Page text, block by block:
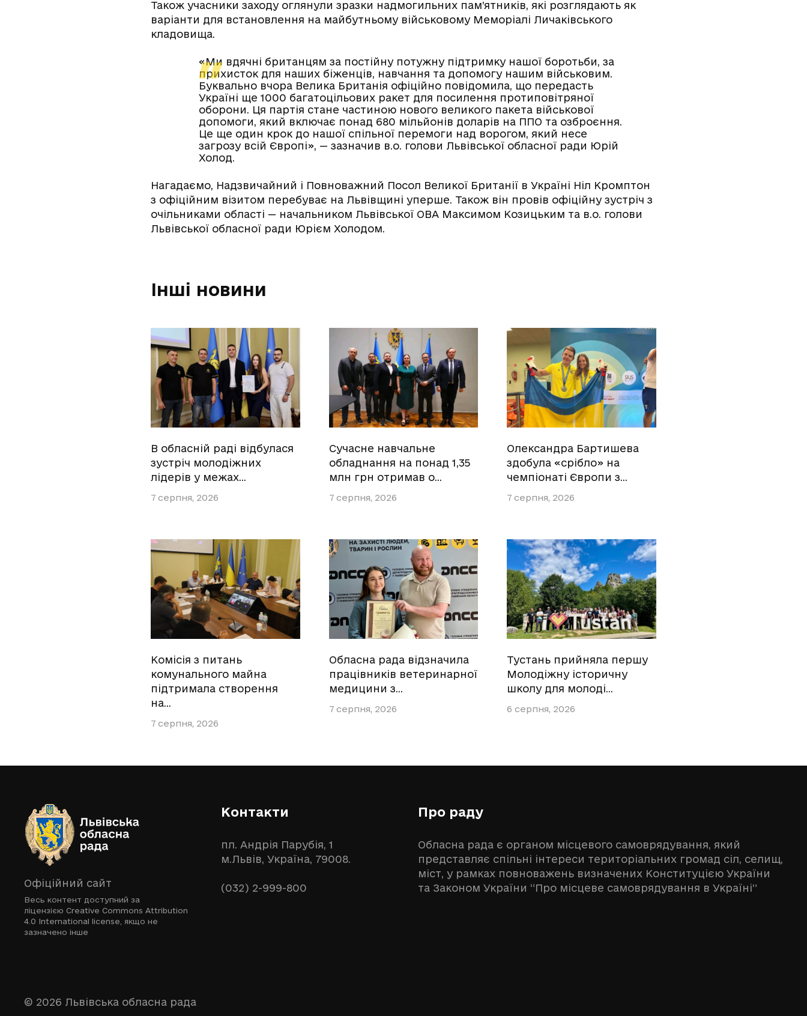
Також учасники заходу оглянули зразки надмогильних пам’ятників, які розглядають як
варіанти для встановлення на майбутньому військовому Меморіалі Личаківського
кладовища.
«Ми вдячні британцям за постійну потужну підтримку нашої боротьби, за
прихисток для наших біженців, навчання та допомогу нашим військовим.
Буквально вчора Велика Британія офіційно повідомила, що передасть
Україні ще 1000 багатоцільових ракет для посилення протиповітряної
оборони. Ця партія стане частиною нового великого пакета військової
допомоги, який включає понад 680 мільйонів доларів на ППО та озброєння.
Це ще один крок до нашої спільної перемоги над ворогом, який несе
загрозу всій Європі», — зазначив в.о. голови Львівської обласної ради Юрій
Холод.
Нагадаємо, Надзвичайний і Повноважний Посол Великої Британії в Україні Ніл Кромптон
з офіційним візитом перебуває на Львівщині уперше. Також він провів офіційну зустріч з
очільниками області — начальником Львівської ОВА Максимом Козицьким та в.о. голови
Львівської обласної ради Юрієм Холодом.
Інші новини
В обласній раді відбулася
зустріч молодіжних
лідерів у межах…
7 серпня, 2026
Сучасне навчальне
обладнання на понад 1,35
млн грн отримав о…
7 серпня, 2026
Олександра Бартишева
здобула «срібло» на
чемпіонаті Європи з…
7 серпня, 2026
Комісія з питань
комунального майна
підтримала створення
на…
7 серпня, 2026
Обласна рада відзначила
працівників ветеринарної
медицини з…
7 серпня, 2026
Тустань прийняла першу
Молодіжну історичну
школу для молоді…
6 серпня, 2026
Офіційний сайт
Весь контент доступний за
ліцензією Creative Commons Attribution
4.0 International license , якщо не
зазначено інше
Контакти
пл. Андрія Парубія, 1
м.Львів, Україна, 79008.
(032) 2-999-800
Про раду
Обласна рада є органом місцевого самоврядування, який
представляє спільні інтереси територіальних громад сіл, селищ,
міст, у рамках повноважень визначених Конституцією України
та Законом України “Про місцеве самоврядування в Україні”
© 2026 Львівська обласна рада